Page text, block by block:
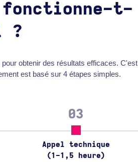
fonctionne-t-
?
obtenir des résultats efficaces. C'est
est basé sur 4 étapes simples.
03
Appel technique
(1-1,5 heure)